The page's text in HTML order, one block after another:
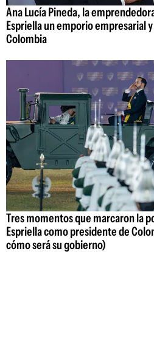
Ana Lucía Pineda, la
Espriella un emporio empresarial
Colombia
Tres momentos que marcaron la
Espriella como presidente de
cómo será su gobierno)